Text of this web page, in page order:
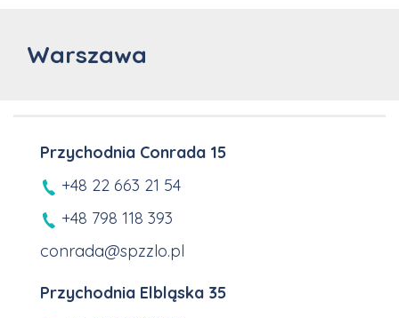
Warszawa
Przychodnia Conrada 15
+48 22 663 21 54
+48 798 118 393
conrada@spzzlo.pl
Przychodnia Elbląska 35